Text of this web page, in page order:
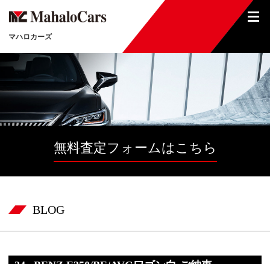
マハロカーズ
無料査定フォームはこちら
BLOG